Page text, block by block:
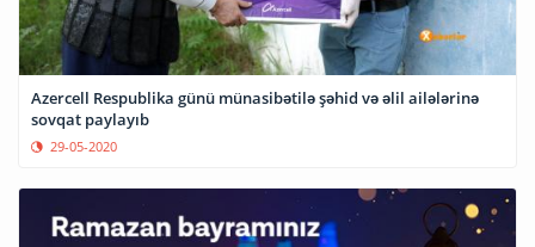
Azercell Respublika günü münasibətilə şəhid və əlil ailələrinə
sovqat paylayıb
29-05-2020